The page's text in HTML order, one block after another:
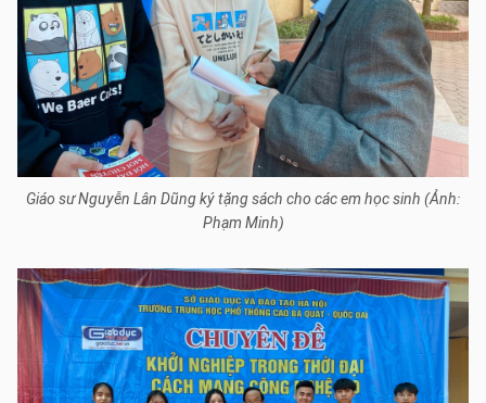
Giáo sư Nguyễn Lân Dũng ký tặng sách cho các em học sinh (Ảnh:
Phạm Minh)